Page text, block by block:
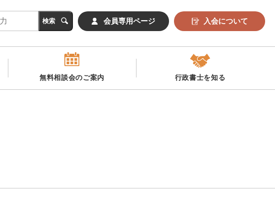
会員専用ページ 入会について
無料相談会のご案内 行政書士を知る